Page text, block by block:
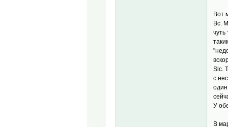
Вот
Bc.
Slc.
с
У
В